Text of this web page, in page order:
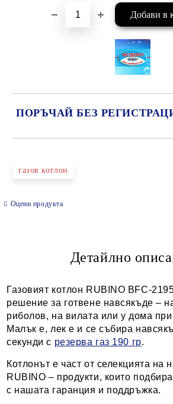
ПОРЪЧАЙ БЕЗ
Ние ще се свържем с вас в рамките на
газов котлон
Оцени продукта
Детайлно
Газовият котлон RUBINO BFC-
решение за готвене навсякъде –
риболов, на вилата или у дома
Малък е, лек е и се събира
секунди с резерва газ 190 гр.
Котлонът е част от селекцията на
RUBINO – продукти, които
с нашата гаранция и поддръжка.